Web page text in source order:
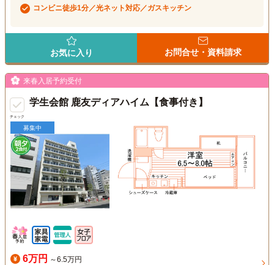
コンビニ徒歩1分／光ネット対応／ガスキッチン
お気に入り お問合せ・資料請求
チェック
来春入居予約受付
学生会館 鹿友ディアハイム【食事付き】
募集中
6万円 ～6.5万円